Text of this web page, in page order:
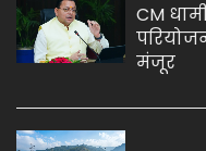
CM
मंजूर